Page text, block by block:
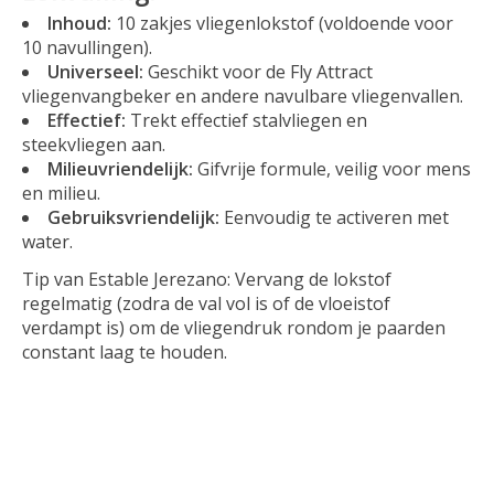
Inhoud: 10 zakjes vliegenlokstof (voldoende voor
10 navullingen).
Universeel: Geschikt voor de Fly Attract
vliegenvangbeker en andere navulbare vliegenvallen.
Effectief: Trekt effectief stalvliegen en
steekvliegen aan.
Milieuvriendelijk: Gifvrije formule, veilig voor mens
en milieu.
Gebruiksvriendelijk: Eenvoudig te activeren met
water.
Tip van Estable Jerezano: Vervang de lokstof
regelmatig (zodra de val vol is of de vloeistof
verdampt is) om de vliegendruk rondom je paarden
constant laag te houden.